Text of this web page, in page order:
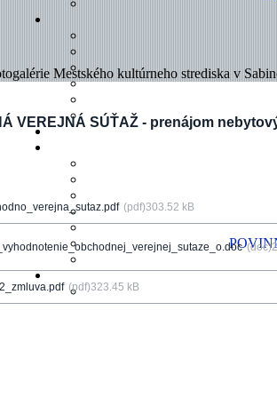
VEREJNÁ SÚŤAŽ - prenájom
(pdf)303.52 kB
(pdf)323.45 kB